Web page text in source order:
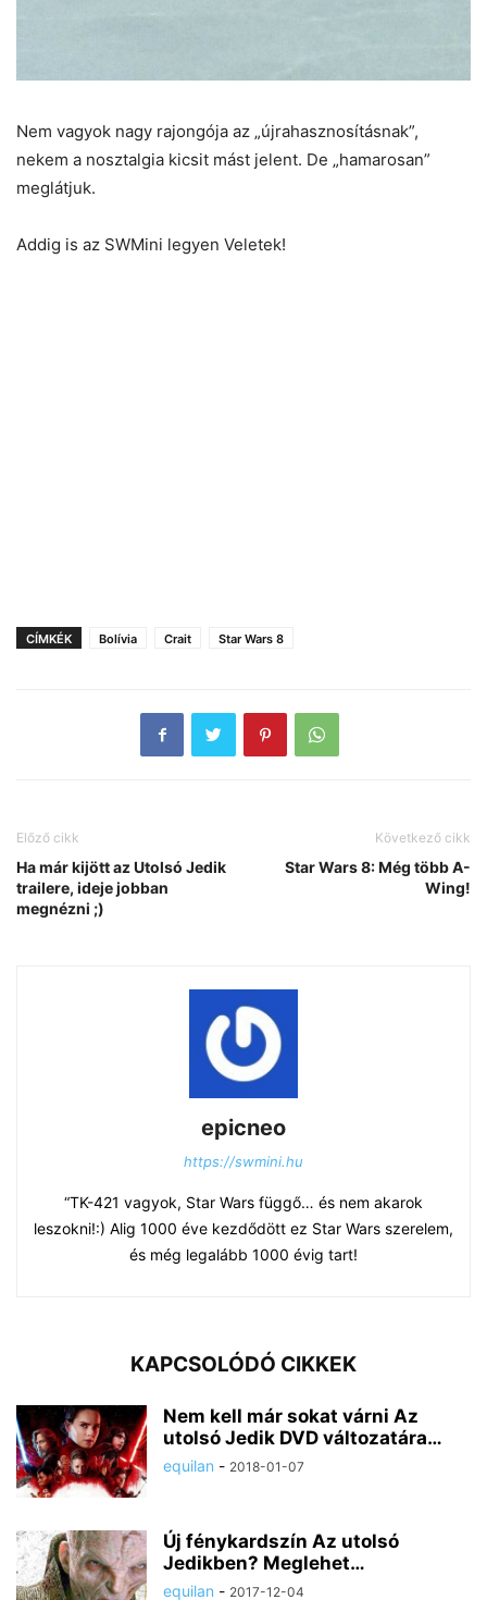
Nem vagyok nagy rajongója az „újrahasznosításnak”,
nekem a nosztalgia kicsit mást jelent. De „hamarosan”
meglátjuk.
Addig is az SWMini legyen Veletek!
CÍMKÉK Bolívia Crait Star Wars 8
Előző cikk
Ha már kijött az Utolsó Jedik
trailere, ideje jobban
megnézni ;)
Következő cikk
Star Wars 8: Még több A-
Wing!
epicneo
https://swmini.hu
“TK-421 vagyok, Star Wars függő… és nem akarok
leszokni!:) Alig 1000 éve kezdődött ez Star Wars szerelem,
és még legalább 1000 évig tart!
KAPCSOLÓDÓ CIKKEK
Nem kell már sokat várni Az
utolsó Jedik DVD változatára…
equilan - 2018-01-07
Új fénykardszín Az utolsó
Jedikben? Meglehet…
equilan - 2017-12-04